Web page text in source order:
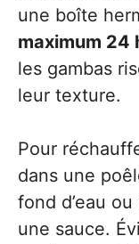
une boîte
maximum 24
les gambas
leur texture.
Pour
dans une
fond d’eau
une sauce.